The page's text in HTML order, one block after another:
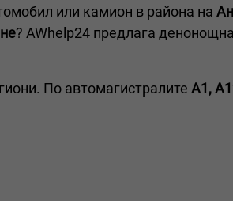
или камион в района на
? AWhelp24 предлага
По автомагистралите A1,